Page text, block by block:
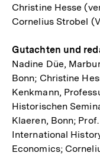
Christine Hesse
Cornelius Strobel
Gutachten und
Nadine Düe,
Bonn; Christine
Kenkmann,
Historischen
Klaeren, Bonn;
International
Economics;